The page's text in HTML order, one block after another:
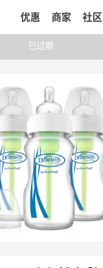
优惠 商家 社区
已过期